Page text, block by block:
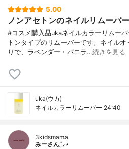
5.00
ノンアセトンのネイルリムーバー
#コスメ購入品ukaネイルカラーリムー
トンタイプのリムーバーです。ネイル
りで、ラベンダー・バニラ…続きを見る
uka(ウカ)
ネイルカラーリムーバー 24:40
3kidsmama
みーさん¨̮⸝⋆